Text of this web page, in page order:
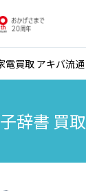
電買取 アキバ流通
辞書 買取